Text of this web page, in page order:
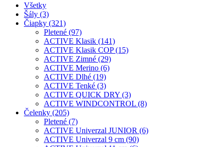
Všetky
Šály (3)
Čiapky (321)
Pletené (97)
ACTIVE Klasik (141)
ACTIVE Klasik COP (15)
ACTIVE Zimné (29)
ACTIVE Merino (6)
ACTIVE Dlhé (19)
ACTIVE Tenké (3)
ACTIVE QUICK DRY (3)
ACTIVE WINDCONTROL (8)
Čelenky (205)
Pletené (7)
ACTIVE Univerzal JUNIOR (6)
ACTIVE Univerzal 9 cm (90)